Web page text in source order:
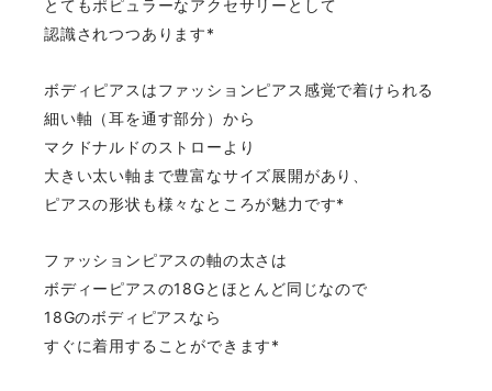
とてもポピュラーなアクセサリーとして
認識されつつあります*
ボディピアスはファッションピアス感覚で着けられる
細い軸（耳を通す部分）から
マクドナルドのストローより
大きい太い軸まで豊富なサイズ展開があり、
ピアスの形状も様々なところが魅力です*
ファッションピアスの軸の太さは
ボディーピアスの18Gとほとんど同じなので
18Gのボディピアスなら
すぐに着用することができます*